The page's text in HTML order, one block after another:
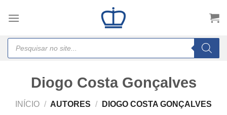
Products
search
Diogo Costa Gonçalves
INÍCIO / AUTORES / DIOGO COSTA GONÇALVES